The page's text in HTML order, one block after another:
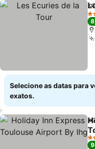
3
Selecione as datas para
exatos.
3